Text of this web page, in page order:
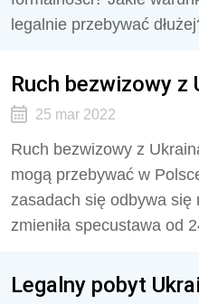
legalnie przebywać
Ruch bezwizowy z
25 mar 2022
Ruch bezwizowy z
mogą przebywać w
zasadach się odbywa się
zmieniła specustawa od
Legalny pobyt